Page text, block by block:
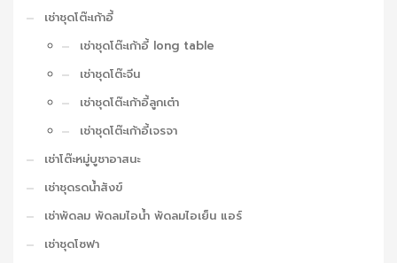
เช่าชุดโต๊ะเก้าอี้
เช่าชุดโต๊ะเก้าอี้ long table
เช่าชุดโต๊ะจีน
เช่าชุดโต๊ะเก้าอี้ลูกเต๋า
เช่าชุดโต๊ะเก้าอี้เจรจา
เช่าโต๊ะหมู่บูชาอาสนะ
เช่าชุดรดน้ำสังข์
เช่าพัดลม พัดลมไอน้ำ พัดลมไอเย็น แอร์
เช่าชุดโซฟา